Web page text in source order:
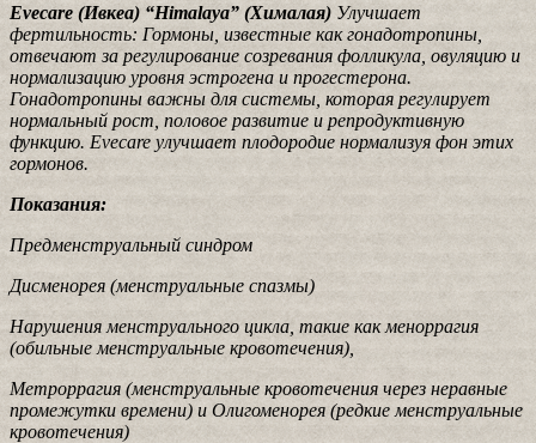
Evecare (Ивкеа) “Himalaya” (Хималая) Улучшает
фертильность: Гормоны, известные как гонадотропины,
отвечают за регулирование созревания фолликула, овуляцию и
нормализацию уровня эстрогена и прогестерона.
Гонадотропины важны для системы, которая регулирует
нормальный рост, половое развитие и репродуктивную
функцию. Evecare улучшает плодородие нормализуя фон этих
гормонов.
Показания:
Предменструальный синдром
Дисменорея (менструальные спазмы)
Нарушения менструального цикла, такие как меноррагия
(обильные менструальные кровотечения),
Метроррагия (менструальные кровотечения через неравные
промежутки времени) и Олигоменорея (редкие менструальные
кровотечения)